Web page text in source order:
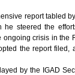
report tabled
he steered the
crisis in the
the report
by the IGAD